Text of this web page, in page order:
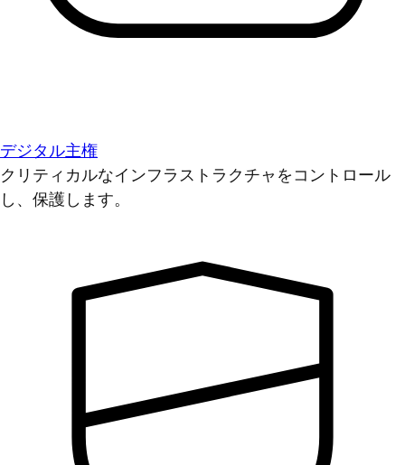
デジタル主権
クリティカルなインフラストラクチャをコントロール
し、保護します。